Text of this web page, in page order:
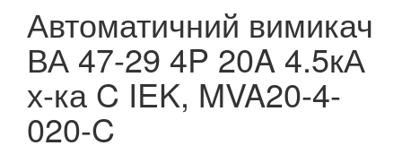
Автоматичний вимикач
ВА 47-29 4P 20A 4.5кА
х-ка C IEK, MVA20-4-
020-C